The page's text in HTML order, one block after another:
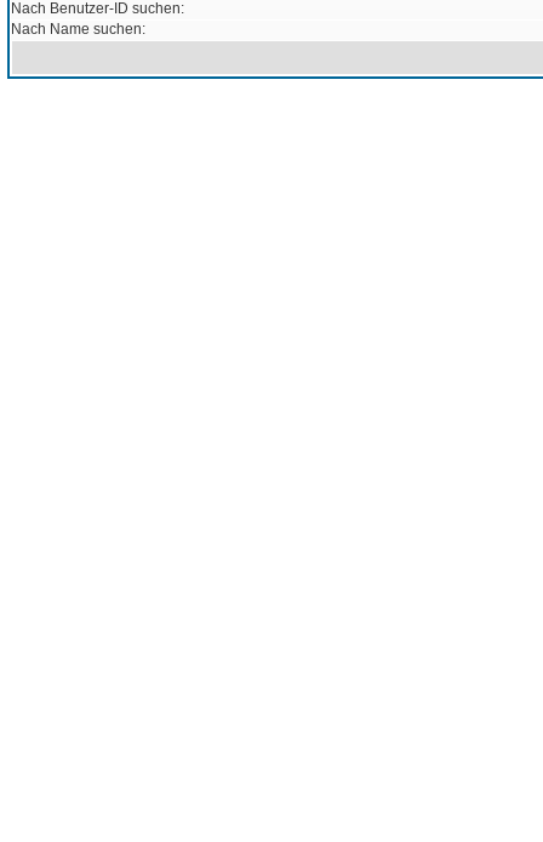
Nach Benutzer-ID suchen:
Nach Name suchen: